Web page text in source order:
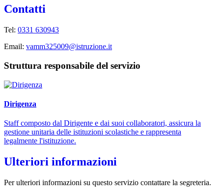
Contatti
Tel: 0331 630943
Email: vamm325009@istruzione.it
Struttura responsabile del servizio
Dirigenza
Staff composto dal Dirigente e dai suoi collaboratori, assicura la
gestione unitaria delle istituzioni scolastiche e rappresenta
legalmente l'istituzione.
Ulteriori informazioni
Per ulteriori informazioni su questo servizio contattare la segreteria.